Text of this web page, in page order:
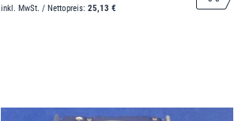
inkl. MwSt. / Nettopreis:25,13 €